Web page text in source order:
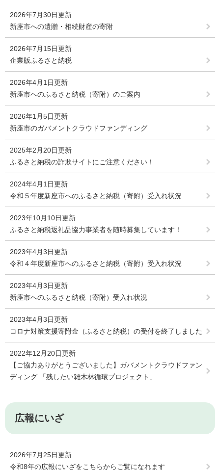
2026年7月30日更新
新座市への遺贈・相続財産の寄附
2026年7月15日更新
企業版ふるさと納税
2026年4月1日更新
新座市へのふるさと納税（寄附）のご案内
2026年1月5日更新
新座市のガバメントクラウドファンディング
2025年2月20日更新
ふるさと納税の詐欺サイトにご注意ください！
2024年4月1日更新
令和５年度新座市へのふるさと納税（寄附）受入れ状況
2023年10月10日更新
ふるさと納税返礼品協力事業者を随時募集しています！
2023年4月3日更新
令和４年度新座市へのふるさと納税（寄附）受入れ状況
2023年4月3日更新
新座市へのふるさと納税（寄附）受入れ状況
2023年4月3日更新
コロナ対策支援寄附金（ふるさと納税）の受付を終了しました
2022年12月20日更新
【ご協力ありがとうございました】ガバメントクラウドファン
ディング 「残したい雑木林循環プロジェクト」
広報にいざ
2026年7月25日更新
令和8年の広報にいざをこちらからご覧になれます